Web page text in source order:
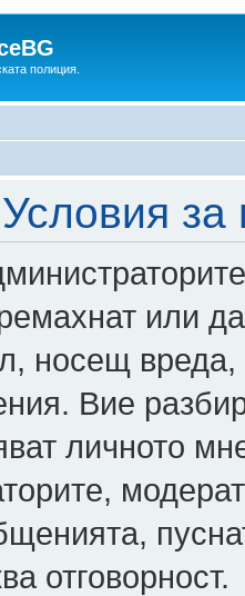
полиция.
за
или
носещ
Вие
личното
отговорност.